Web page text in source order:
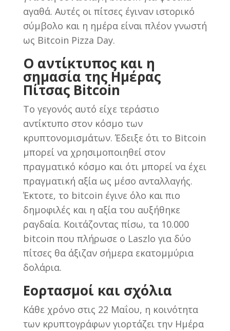
αγαθά. Αυτές οι πίτσες έγιναν ιστορικό
σύμβολο και η ημέρα είναι πλέον γνωστή
ως Bitcoin Pizza Day.
Ο αντίκτυπος και η
σημασία της Ημέρας
Πίτσας Bitcoin
Το γεγονός αυτό είχε τεράστιο
αντίκτυπο στον κόσμο των
κρυπτονομισμάτων. Έδειξε ότι το Bitcoin
μπορεί να χρησιμοποιηθεί στον
πραγματικό κόσμο και ότι μπορεί να έχει
πραγματική αξία ως μέσο ανταλλαγής.
Έκτοτε, το bitcoin έγινε όλο και πιο
δημοφιλές και η αξία του αυξήθηκε
ραγδαία. Κοιτάζοντας πίσω, τα 10.000
bitcoin που πλήρωσε ο Laszlo για δύο
πίτσες θα άξιζαν σήμερα εκατομμύρια
δολάρια.
Εορτασμοί και σχόλια
Κάθε χρόνο στις 22 Μαΐου, η κοινότητα
των κρυπτογράφων γιορτάζει την Ημέρα